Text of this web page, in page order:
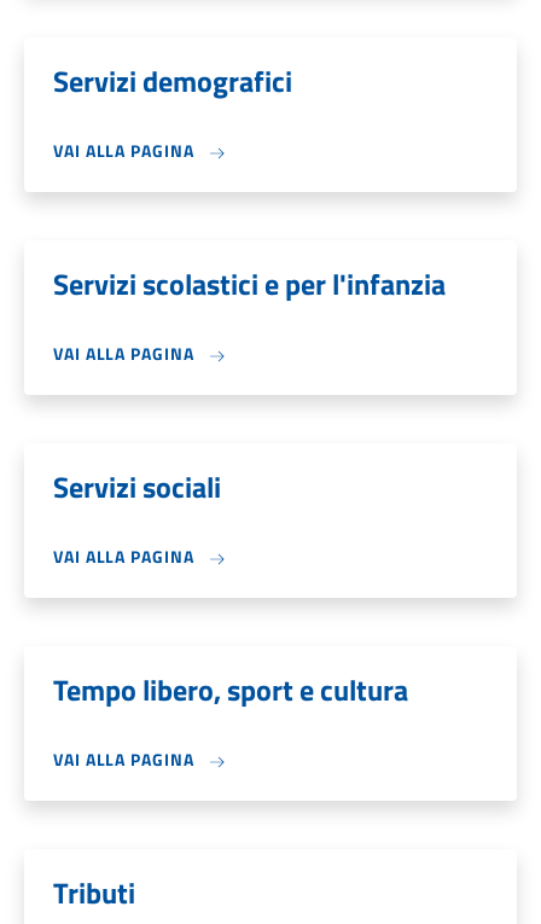
Servizi demografici
VAI ALLA PAGINA
Servizi scolastici e per l'infanzia
VAI ALLA PAGINA
Servizi sociali
VAI ALLA PAGINA
Tempo libero, sport e cultura
VAI ALLA PAGINA
Tributi